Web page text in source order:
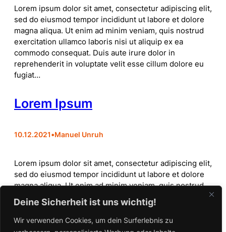
Deine Sicherheit ist uns wichtig!
Wir verwenden Cookies, um dein Surferlebnis zu
Lorem ipsum dolor sit amet, consectetur adipiscing elit,
sed do eiusmod tempor incididunt ut labore et dolore
magna aliqua. Ut enim ad minim veniam, quis nostrud
exercitation ullamco laboris nisi ut aliquip ex ea
commodo consequat. Duis aute irure dolor in
reprehenderit in voluptate velit esse cillum dolore eu
fugiat…
Lorem Ipsum
10.12.2021•Manuel Unruh
Lorem ipsum dolor sit amet, consectetur adipiscing elit,
sed do eiusmod tempor incididunt ut labore et dolore
magna aliqua. Ut enim ad minim veniam, quis nostrud
exercitation ullamco laboris nisi ut aliquip ex ea
commodo consequat. Duis aute irure dolor in
reprehenderit in voluptate velit esse cillum dolore eu
fugiat…